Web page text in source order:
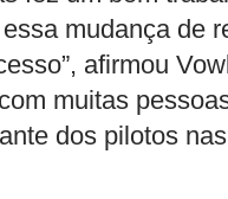
mudança de
afirmou
muitas
dos pilotos